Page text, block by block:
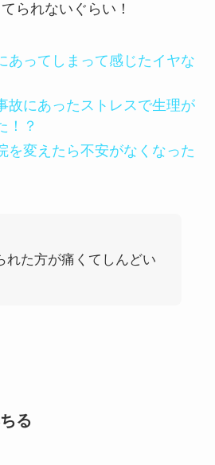
られないぐらい！
あってしまって感じたイヤな
故にあったストレスで生理が
！？
を変えたら不安がなくなった
れた方が痛くてしんどい
る